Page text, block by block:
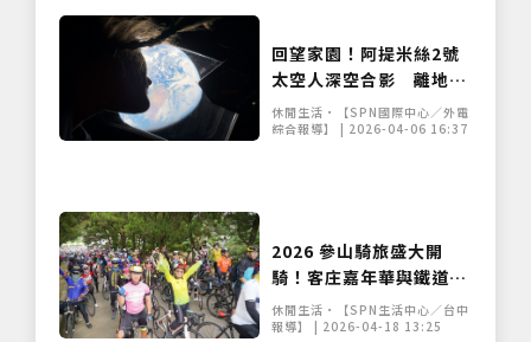
回望家園！阿提米絲2號
太空人深空合影 離地37
萬公里捕捉「絕美地球」
休閒生活•【SPN國際中心／外電
綜合報導】 | 2026-04-06 16:37
2026 參山騎旅盛大開
騎！客庄嘉年華與鐵道騎
跡接力登場，4/20 起開
放報名
休閒生活•【SPN生活中心／台中
報導】 | 2026-04-18 13:25